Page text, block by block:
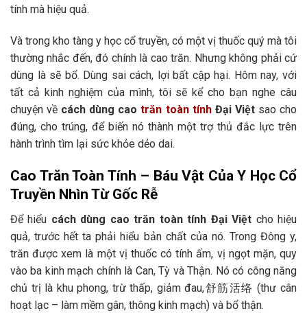
tính mà hiệu quả.
Và trong kho tàng y học cổ truyền, có một vị thuốc quý mà tôi
thường nhắc đến, đó chính là cao trăn. Nhưng không phải cứ
dùng là sẽ bổ. Dùng sai cách, lợi bất cập hại. Hôm nay, với
tất cả kinh nghiệm của mình, tôi sẽ kể cho bạn nghe câu
chuyện về cách dùng caotrăn toàn tínhĐại Việtsao cho
đúng, cho trúng, để biến nó thành một trợ thủ đắc lực trên
hành trình tìm lại sức khỏe dẻo dai.
Cao Trăn Toàn Tính – Báu Vật Của Y Học Cổ
Truyền Nhìn Từ Gốc Rễ
Để hiểu cách dùng cao trăn toàn tính Đại Việt cho hiệu
quả, trước hết ta phải hiểu bản chất của nó. Trong Đông y,
trăn được xem là một vị thuốc có tính ấm, vị ngọt mặn, quy
vào ba kinh mạch chính là Can, Tỳ và Thận. Nó có công năng
chủ trị là khu phong, trừ thấp, giảm đau,舒筋活络 (thư cân
hoạt lạc – làm mềm gân, thông kinh mạch) và bổ thận.